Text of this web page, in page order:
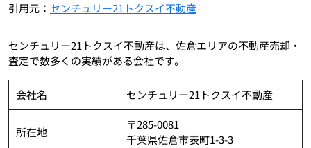
引用元： センチュリー21トクスイ不動産
センチュリー21トクスイ不動産は、佐倉エリアの不動産売却・
査定で数多くの実績がある会社です。
会社名 センチュリー21トクスイ不動産
所在地
〒285-0081
千葉県佐倉市表町1-3-3